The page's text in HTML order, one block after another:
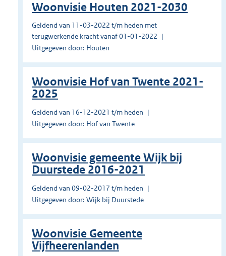
Woonvisie Houten 2021-2030
Geldend van 11-03-2022 t/m heden met
terugwerkende kracht vanaf 01-01-2022
Uitgegeven door: Houten
Woonvisie Hof van Twente 2021-
2025
Geldend van 16-12-2021 t/m heden
Uitgegeven door: Hof van Twente
Woonvisie gemeente Wijk bij
Duurstede 2016-2021
Geldend van 09-02-2017 t/m heden
Uitgegeven door: Wijk bij Duurstede
Woonvisie Gemeente
Vijfheerenlanden